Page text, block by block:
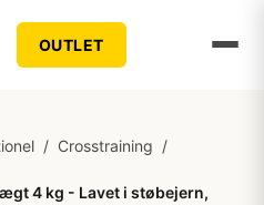
OUTLET
/ Crosstraining /
4 kg - Lavet i støbejern,